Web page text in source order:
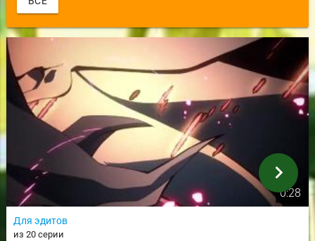
0:28
Для эдитов
из 20 серии
chevron_right